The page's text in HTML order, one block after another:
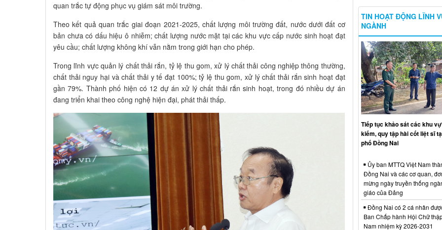
quan trắc tự động phục vụ giám sát môi trường.
Theo kết quả quan trắc giai đoạn 2021-2025, chất lượng môi trường đất, nước dưới đất cơ
bản chưa có dấu hiệu ô nhiễm; chất lượng nước mặt tại các khu vực cấp nước sinh hoạt đạt
yêu cầu; chất lượng không khí vẫn nằm trong giới hạn cho phép.
Trong lĩnh vực quản lý chất thải rắn, tỷ lệ thu gom, xử lý chất thải công nghiệp thông thường,
chất thải nguy hại và chất thải y tế đạt 100%; tỷ lệ thu gom, xử lý chất thải rắn sinh hoạt đạt
gần 79%. Thành phố hiện có 12 dự án xử lý chất thải rắn sinh hoạt, trong đó nhiều dự án
đang triển khai theo công nghệ hiện đại, phát thải thấp.
TIN HOẠT ĐỘNG LĨNH
NGÀNH
Tiếp tục khảo sát các khu
kiếm, quy tập hài cốt liệt sĩ
phố Đồng Nai
Ủy ban MTTQ Việt Nam
Đồng Nai và các cơ quan,
mừng ngày truyền thống
giáo của Đảng
Đồng Nai có 2 cá nhân
Ban Chấp hành Hội Chữ
Nam nhiệm kỳ 2026-2031